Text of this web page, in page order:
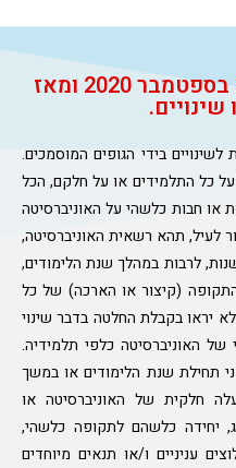
השנתון נחתם בתאריך 3 בספטמבר 2020 ומאז
שינויים.
לשינויים בידי הגופים המוסמכים.
כל התלמידים או על חלקם, הכל
או חבות כלשהי על האוניברסיטה
לעיל, תהא רשאית האוניברסיטה,
לרבות במהלך שנת הלימודים,
(קיצור או הארכה) של כל
יראו בקבלת החלטה בדבר שינוי
האוניברסיטה כלפי תלמידיה.
תחילת שנת הלימודים או במשך
חלקית של האוניברסיטה או
יחידה כלשהם לתקופה כלשהי,
עניניים ו/או תנאים מיוחדים